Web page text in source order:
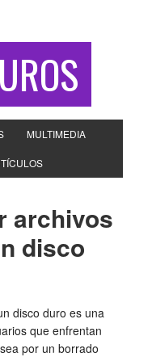
MULTIMEDIA
archivos
disco
disco duro es una
que enfrentan
por un borrado